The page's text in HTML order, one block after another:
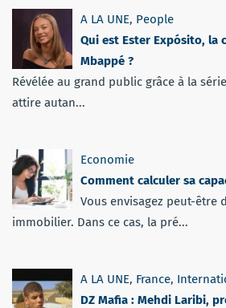
A LA UNE, People
Qui est Ester Expósito, la
Mbappé ?
Révélée au grand public grâce à la
attire autan...
Economie
Comment calculer sa
Vous envisagez peut-être
immobilier. Dans ce cas, la pré...
A LA UNE, France,
DZ Mafia : Mehdi Laribi,